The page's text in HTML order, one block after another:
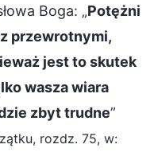
Boga: „Potężni
przewrotnymi,
jest to skutek
wasza wiara
zbyt trudne”
rozdz. 75, w: